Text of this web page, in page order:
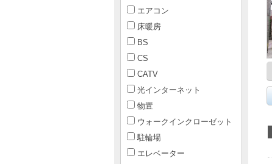
エアコン
床暖房
BS
CS
CATV
光インターネット
物置
ウォークインクローゼット
駐輪場
エレベーター